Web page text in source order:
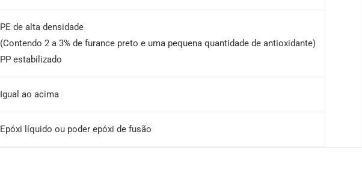
PE de alta densidade
(Contendo 2 a 3% de furance preto e uma pequena quantidade de antioxidante)
PP estabilizado
Igual ao acima
Epóxi líquido ou poder epóxi de fusão